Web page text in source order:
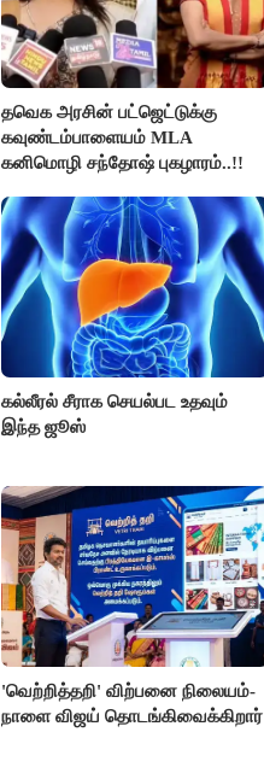
தவெக அரசின் பட்ஜெட்டுக்கு
கவுண்டம்பாளையம் MLA
கனிமொழி சந்தோஷ் புகழாரம்..!!
கல்லீரல் சீராக செயல்பட உதவும்
இந்த ஜூஸ்
'வெற்றித்தறி' விற்பனை நிலையம்-
நாளை விஜய் தொடங்கிவைக்கிறார்